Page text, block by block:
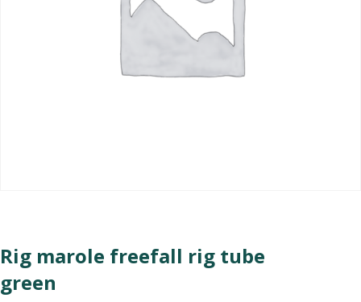
Rig marole freefall rig tube
green